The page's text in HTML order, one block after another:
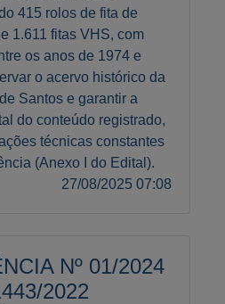
415 rolos de fita de
1.611 fitas VHS, com
os anos de 1974 e
o acervo histórico da
Santos e garantir a
do conteúdo registrado,
técnicas constantes
(Anexo I do Edital).
27/08/2025 07:08
Nº 01/2024
2022